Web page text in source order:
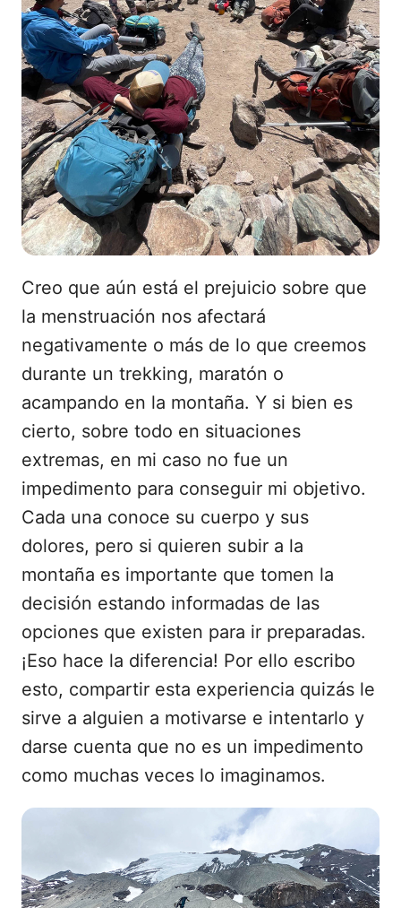
Creo que aún está el prejuicio sobre que
la menstruación nos afectará
negativamente o más de lo que creemos
durante un trekking, maratón o
acampando en la montaña. Y si bien es
cierto, sobre todo en situaciones
extremas, en mi caso no fue un
impedimento para conseguir mi objetivo.
Cada una conoce su cuerpo y sus
dolores, pero si quieren subir a la
montaña es importante que tomen la
decisión estando informadas de las
opciones que existen para ir preparadas.
¡Eso hace la diferencia! Por ello escribo
esto, compartir esta experiencia quizás le
sirve a alguien a motivarse e intentarlo y
darse cuenta que no es un impedimento
como muchas veces lo imaginamos.